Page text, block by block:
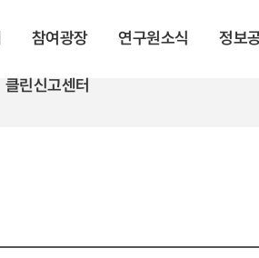
참여광장 연구원소식 정보
클린신고센터